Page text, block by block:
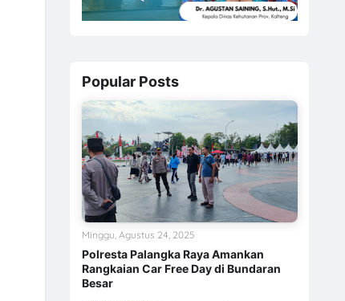
Popular Posts
Polresta Palangka Raya Amankan
Rangkaian Car Free Day di Bundaran
Besar
Minggu, Agustus 24, 2025